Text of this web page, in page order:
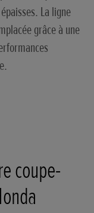
La ligne
grâce à une
coupe-